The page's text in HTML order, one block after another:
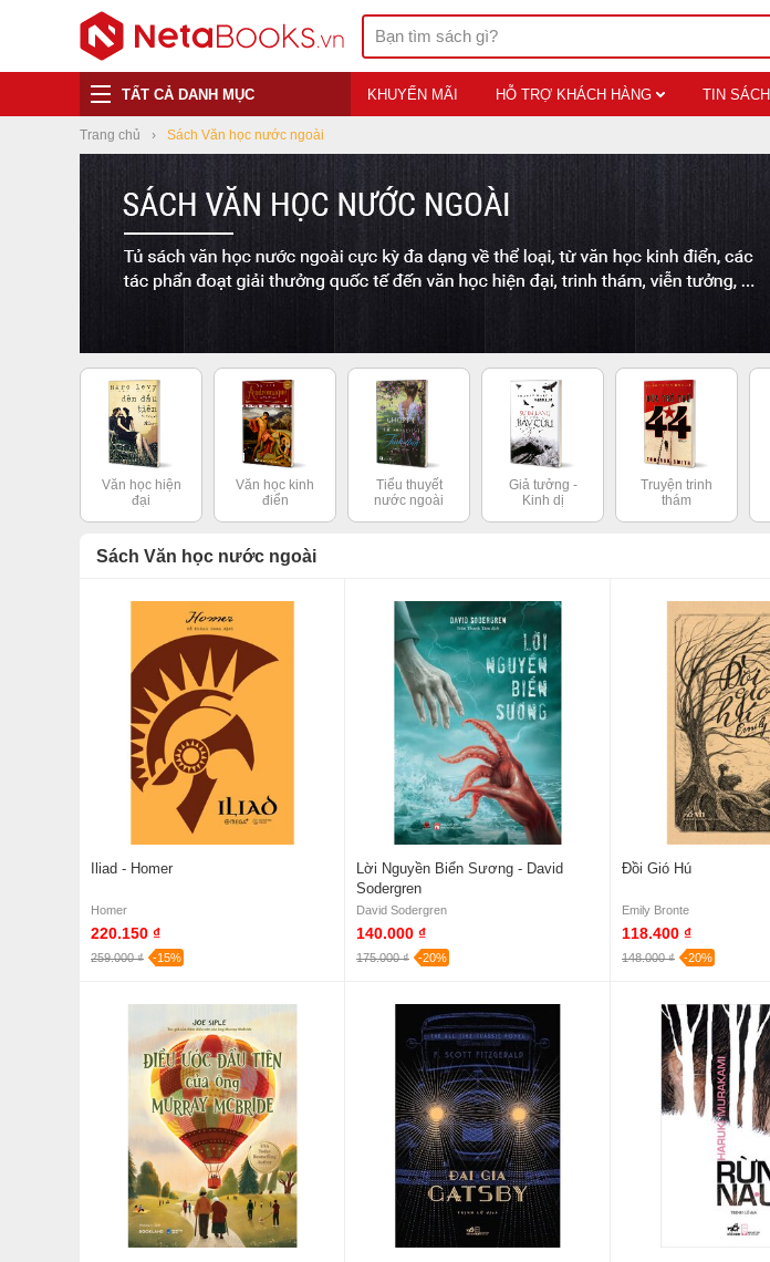
TẤT CẢ DANH MỤC KHUYẾN MÃI HỖ TRỢ KHÁCH HÀNG TIN SÁCH
Trang chủ Sách Văn học nước ngoài
Văn học hiện
đại
Văn học kinh
điển
Tiểu thuyết
nước ngoài
Giả tưởng -
Kinh dị
Truyện trinh
thám
Sách Văn học nước ngoài
Iliad - Homer
Homer
220.150 ₫
259.000 ₫ -15%
Lời Nguyền Biển Sương - David
Sodergren
David Sodergren
140.000 ₫
175.000 ₫ -20%
Đồi Gió Hú
Emily Bronte
118.400 ₫
148.000 ₫ -20%